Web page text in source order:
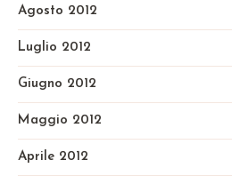
Agosto 2012
Luglio 2012
Giugno 2012
Maggio 2012
Aprile 2012